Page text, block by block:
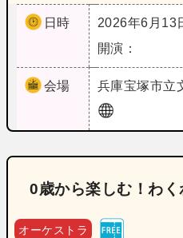
日時
2026年6月13
開演：
会場 兵庫宝塚市立
0歳から楽しむ！わ
オーケストラ